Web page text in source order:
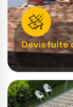
Devis fuite